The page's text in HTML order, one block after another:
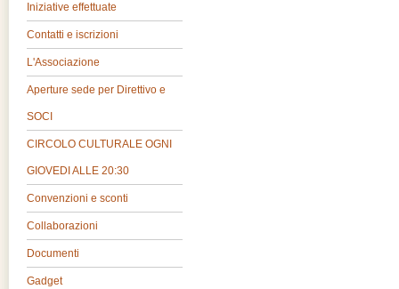
Iniziative effettuate
Contatti e iscrizioni
L'Associazione
Aperture sede per Direttivo e
SOCI
CIRCOLO CULTURALE OGNI
GIOVEDI ALLE 20:30
Convenzioni e sconti
Collaborazioni
Documenti
Gadget